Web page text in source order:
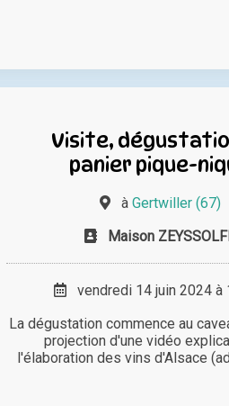
Visite,
panier pique-
à Gertwiller (67)
Maison
vendredi 14 juin 2024 à
La dégustation commence au
projection d'une vidéo
l'élaboration des vins d'Alsace